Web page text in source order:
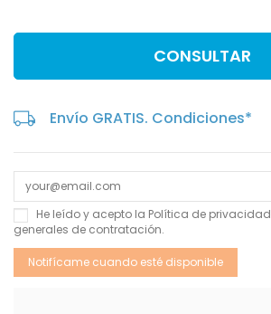
CONSULTAR
Envío GRATIS. Condiciones*
He leído y acepto la Política de privacidad
generales de contratación.